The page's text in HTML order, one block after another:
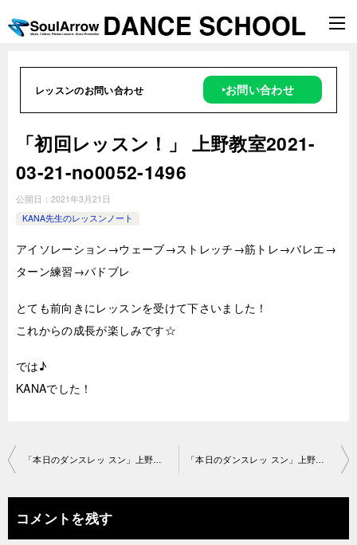
レッスンのお問い合わせ ‣お問い合わせ
「初回レッスン！」 上野教室2021-
03-21-­no0052-1496
公開日： 2021年3月21日
KANA先生のレッスンノート
アイソレーション→ウェーブ→ストレッチ→筋トレ→バレエ→
ターン練習→パドブレ
とても前向きにレッスンを受けて下さいました！
これからの成長が楽しみです☆
では♪
KANAでした！
投
ナ
ビ
コメントを残す